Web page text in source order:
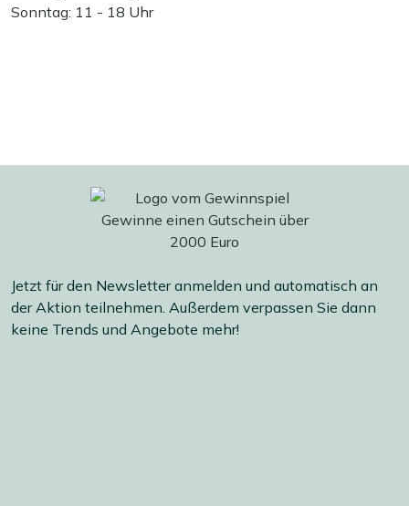
Sonntag: 11 - 18 Uhr
Jetzt für den Newsletter anmelden und automatisch an
der Aktion teilnehmen. Außerdem verpassen Sie dann
keine Trends und Angebote mehr!